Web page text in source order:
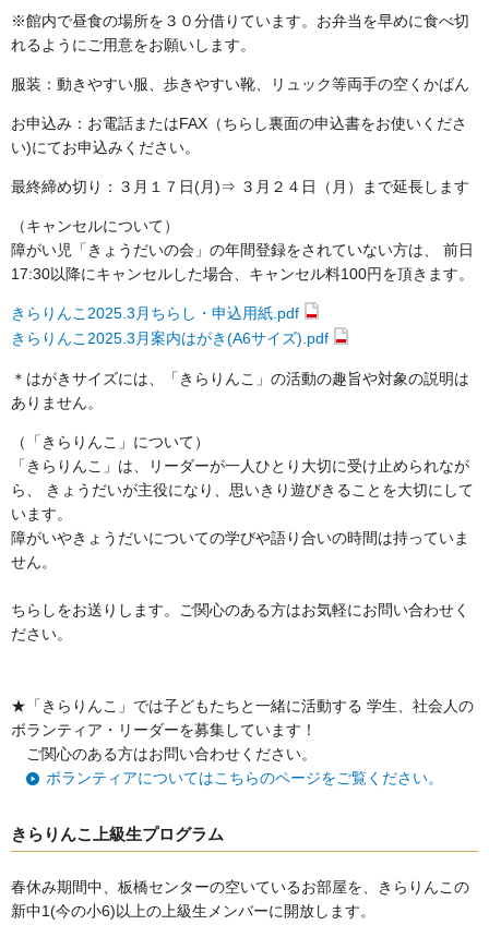
※館内で昼食の場所を３０分借りています。お弁当を早めに食べ切
れるようにご用意をお願いします。
服装：動きやすい服、歩きやすい靴、リュック等両手の空くかばん
お申込み：お電話またはFAX（ちらし裏面の申込書をお使いくださ
い)にてお申込みください。
最終締め切り：３月１７日(月)⇒ ３月２４日（月）まで延長します
（キャンセルについて）
障がい児「きょうだいの会」の年間登録をされていない方は、 前日
17:30以降にキャンセルした場合、キャンセル料100円を頂きます。
きらりんこ2025.3月ちらし・申込用紙.pdf
きらりんこ2025.3月案内はがき(A6サイズ).pdf
＊はがきサイズには、「きらりんこ」の活動の趣旨や対象の説明は
ありません。
（「きらりんこ」について）
「きらりんこ」は、リーダーが一人ひとり大切に受け止められなが
ら、 きょうだいが主役になり、思いきり遊びきることを大切にして
います。
障がいやきょうだいについての学びや語り合いの時間は持っていま
せん。
ちらしをお送りします。ご関心のある方はお気軽にお問い合わせく
ださい。
★「きらりんこ」では子どもたちと一緒に活動する 学生、社会人の
ボランティア・リーダーを募集しています！
ご関心のある方はお問い合わせください。
ボランティアについてはこちらのページをご覧ください。
きらりんこ上級生プログラム
春休み期間中、板橋センターの空いているお部屋を、きらりんこの
新中1(今の小6)以上の上級生メンバーに開放します。